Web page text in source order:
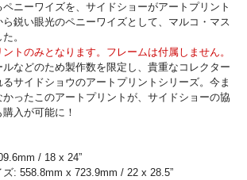
ニーワイズを、サイドショーがアートプリント
鋭い眼光のペニーワイズとして、マルコ・マス
。
トのみとなります。フレームは付属しません。
などのため製作数を限定し、貴重なコレクター
サイドショウのアートプリントシリーズ。今ま
ったこのアートプリントが、サイドショーの協
入が可能に！
/ 18 x 24”
: 558.8mm x 723.9mm / 22 x 28.5”